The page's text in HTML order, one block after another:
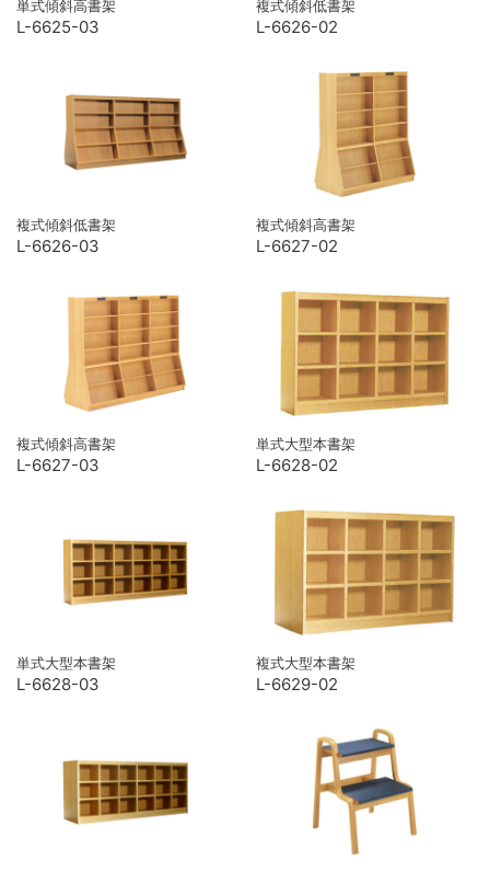
単式傾斜高書架
L-6625-03
複式傾斜低書架
L-6626-02
複式傾斜低書架
L-6626-03
複式傾斜高書架
L-6627-02
複式傾斜高書架
L-6627-03
単式大型本書架
L-6628-02
単式大型本書架
L-6628-03
複式大型本書架
L-6629-02